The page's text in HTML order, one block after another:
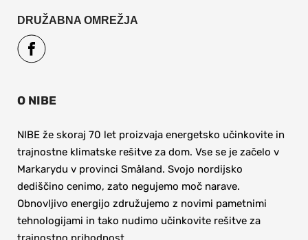
O NIBE
NIBE že skoraj 70 let proizvaja energetsko učinkovite in
trajnostne klimatske rešitve za dom. Vse se je začelo v
Markarydu v provinci Småland. Svojo nordijsko
dediščino cenimo, zato negujemo moč narave.
Obnovljivo energijo združujemo z novimi pametnimi
tehnologijami in tako nudimo učinkovite rešitve za
DRUŽABNA OMREŽJA